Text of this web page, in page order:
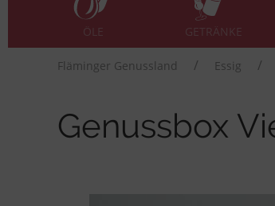
ÖLE GETRÄNKE
Fläminger Genussland Essig
Genussbox